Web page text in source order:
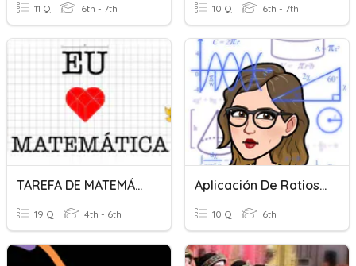
11 Q 6th - 7th 10 Q 6th - 7th
TAREFA DE MATEMÁTICA
19 Q 4th - 6th
Aplicación De Ratios Y Tarifas PROPORCIONES DE USO
10 Q 6th